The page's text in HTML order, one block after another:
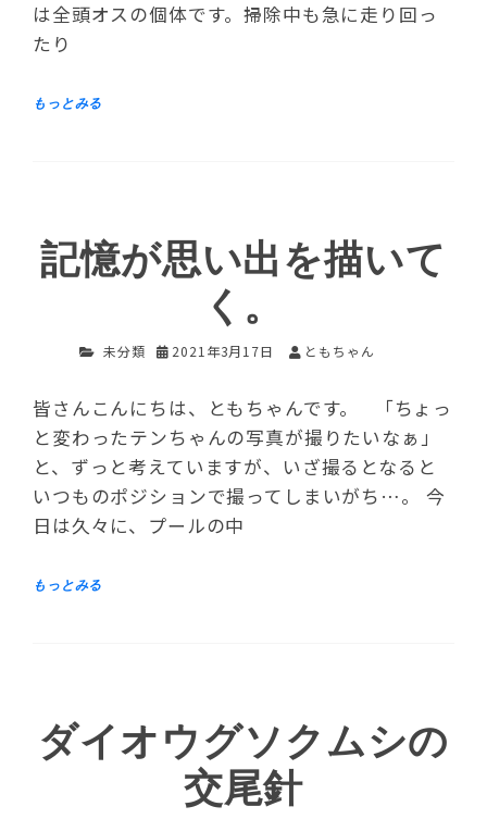
は全頭オスの個体です。掃除中も急に走り回っ
たり
記憶が思い出を描いて
く。
未分類 2021年3月17日 ともちゃん
皆さんこんにちは、ともちゃんです。 「ちょっ
と変わったテンちゃんの写真が撮りたいなぁ」
と、ずっと考えていますが、いざ撮るとなると
いつものポジションで撮ってしまいがち…。 今
日は久々に、プールの中
ダイオウグソクムシの
交尾針